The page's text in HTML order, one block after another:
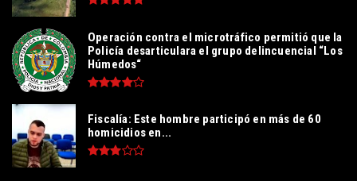
Operación contra el microtráfico permitió que la
Policía desarticulara el grupo delincuencial “Los
Húmedos“
Fiscalía: Este hombre participó en más de 60
homicidios en...